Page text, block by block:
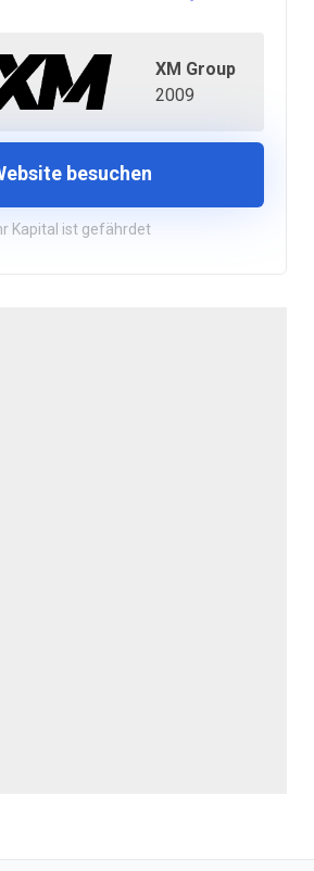
XM Group
2009
besuchen
Kapital ist gefährdet